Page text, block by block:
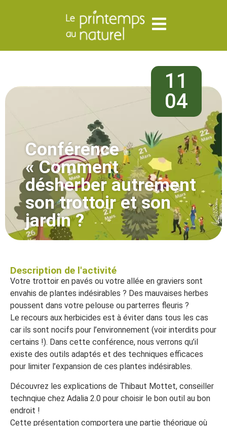
11
04
Conférence
« Comment
désherber autrement
son trottoir et son
jardin ?
Description de l'activité
Votre trottoir en pavés ou votre allée en graviers sont
envahis de plantes indésirables ? Des mauvaises herbes
poussent dans votre pelouse ou parterres fleuris ?
Le recours aux herbicides est à éviter dans tous les cas
car ils sont nocifs pour l’environnement (voir interdits pour
certains !). Dans cette conférence, nous verrons qu’il
existe des outils adaptés et des techniques efficaces
pour limiter l’expansion de ces plantes indésirables.
Découvrez les explications de Thibaut Mottet, conseiller
technqiue chez Adalia 2.0 pour choisir le bon outil au bon
endroit !
Cette présentation comportera une partie théorique où